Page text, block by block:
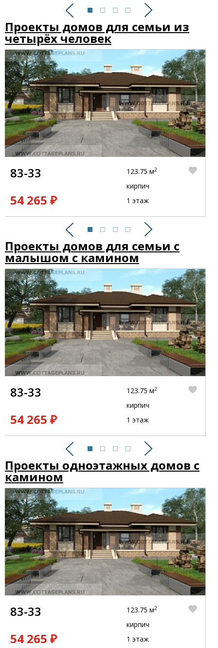
Предыдущий Следующий
Проекты домов для семьи из
четырёх человек
Предыдущий Следующий
83-33
54 265 ₽
123.75 м2
кирпич
1 этаж
Проекты домов для семьи с
малышом с камином
Предыдущий Следующий
83-33
54 265 ₽
123.75 м2
кирпич
1 этаж
Проекты одноэтажных домов с
камином
83-33
54 265 ₽
123.75 м2
кирпич
1 этаж